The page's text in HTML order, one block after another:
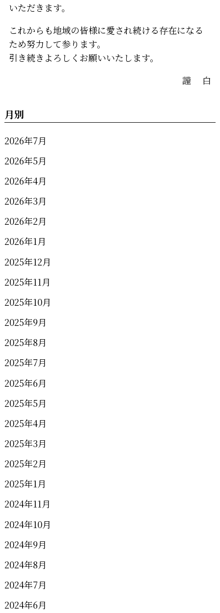
いただきます。
これからも地域の皆様に愛され続ける存在になる
ため努力して参ります。
引き続きよろしくお願いいたします。
謹 白
月別
2026年7月
2026年5月
2026年4月
2026年3月
2026年2月
2026年1月
2025年12月
2025年11月
2025年10月
2025年9月
2025年8月
2025年7月
2025年6月
2025年5月
2025年4月
2025年3月
2025年2月
2025年1月
2024年11月
2024年10月
2024年9月
2024年8月
2024年7月
2024年6月